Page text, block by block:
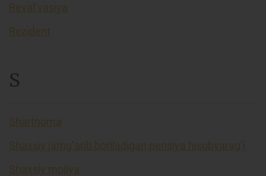
Reval’vasiya
Rezident
S
Shartnoma
Shaxsiy jamg’arib boriladigan pensiya hisobvarag’i
Shaxsiy moliya